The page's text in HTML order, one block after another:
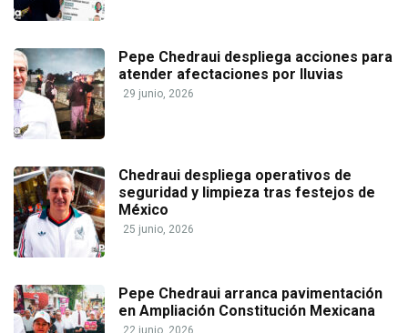
Pepe Chedraui despliega acciones para
atender afectaciones por lluvias
29 junio, 2026
Chedraui despliega operativos de
seguridad y limpieza tras festejos de
México
25 junio, 2026
Pepe Chedraui arranca pavimentación
en Ampliación Constitución Mexicana
22 junio, 2026